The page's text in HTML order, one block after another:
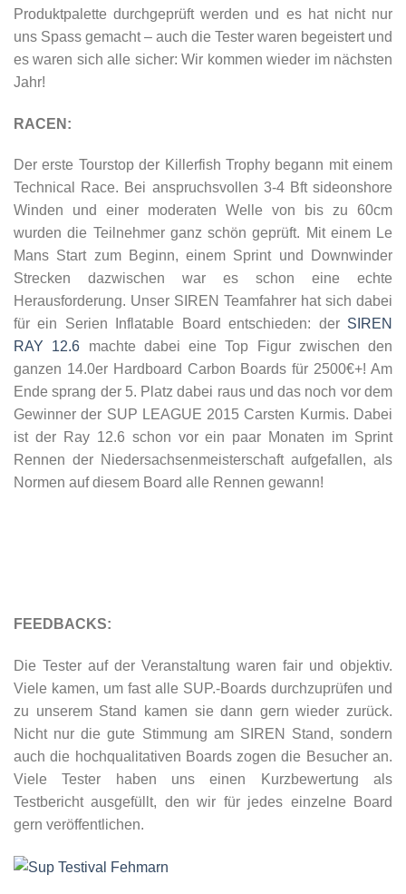
Produktpalette durchgeprüft werden und es hat nicht nur
uns Spass gemacht – auch die Tester waren begeistert und
es waren sich alle sicher: Wir kommen wieder im nächsten
Jahr!
RACEN:
Der erste Tourstop der Killerfish Trophy begann mit einem
Technical Race. Bei anspruchsvollen 3-4 Bft sideonshore
Winden und einer moderaten Welle von bis zu 60cm
wurden die Teilnehmer ganz schön geprüft. Mit einem Le
Mans Start zum Beginn, einem Sprint und Downwinder
Strecken dazwischen war es schon eine echte
Herausforderung. Unser SIREN Teamfahrer hat sich dabei
für ein Serien Inflatable Board entschieden: der SIREN
RAY 12.6 machte dabei eine Top Figur zwischen den
ganzen 14.0er Hardboard Carbon Boards für 2500€+! Am
Ende sprang der 5. Platz dabei raus und das noch vor dem
Gewinner der SUP LEAGUE 2015 Carsten Kurmis. Dabei
ist der Ray 12.6 schon vor ein paar Monaten im Sprint
Rennen der Niedersachsenmeisterschaft aufgefallen, als
Normen auf diesem Board alle Rennen gewann!
FEEDBACKS:
Die Tester auf der Veranstaltung waren fair und objektiv.
Viele kamen, um fast alle SUP.-Boards durchzuprüfen und
zu unserem Stand kamen sie dann gern wieder zurück.
Nicht nur die gute Stimmung am SIREN Stand, sondern
auch die hochqualitativen Boards zogen die Besucher an.
Viele Tester haben uns einen Kurzbewertung als
Testbericht ausgefüllt, den wir für jedes einzelne Board
gern veröffentlichen.